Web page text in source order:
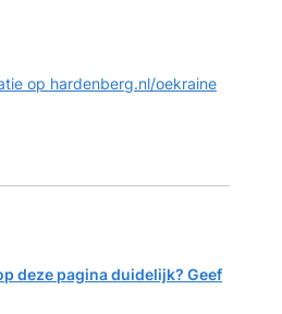
op hardenberg.nl/oekraine
deze pagina duidelijk? Geef